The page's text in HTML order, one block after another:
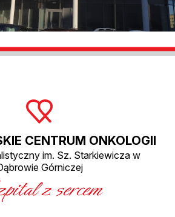
CENTRUM ONKOLOGII
im. Sz. Starkiewicza w
Górniczej
z sercem